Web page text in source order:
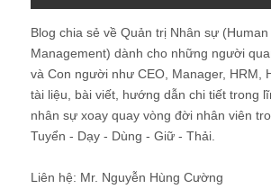
Blog chia sẻ về Quản trị Nhân sự
Management) dành cho những người
và Con người như CEO, Manager, HRM,
tài liệu, bài viết, hướng dẫn chi tiết trong
nhân sự xoay quay vòng đời nhân viên
Tuyển - Dạy - Dùng - Giữ - Thải.
Liên hệ: Mr. Nguyễn Hùng Cường